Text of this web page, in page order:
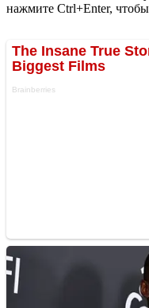
нажмите Ctrl+Enter,